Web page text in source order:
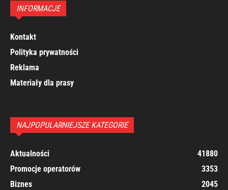
INFORMACJE
Kontakt
Polityka prywatności
Reklama
Materiały dla prasy
NAJPOPULARNIEJSZE KATEGORIE
Aktualności
41880
Promocje operatorów
3353
Biznes
2045